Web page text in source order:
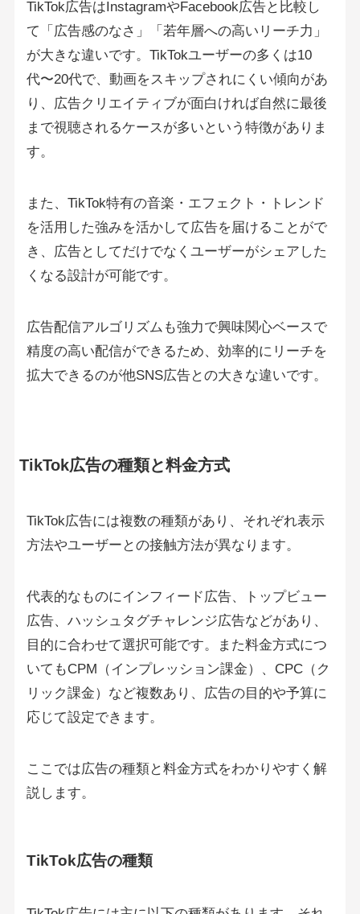
TikTok広告はInstagramやFacebook広告と比較し
て「広告感のなさ」「若年層への高いリーチ力」
が大きな違いです。TikTokユーザーの多くは10
代〜20代で、動画をスキップされにくい傾向があ
り、広告クリエイティブが面白ければ自然に最後
まで視聴されるケースが多いという特徴がありま
す。
また、TikTok特有の音楽・エフェクト・トレンド
を活用した強みを活かして広告を届けることがで
き、広告としてだけでなくユーザーがシェアした
くなる設計が可能です。
広告配信アルゴリズムも強力で興味関心ベースで
精度の高い配信ができるため、効率的にリーチを
拡大できるのが他SNS広告との大きな違いです。
TikTok広告の種類と料金方式
TikTok広告には複数の種類があり、それぞれ表示
方法やユーザーとの接触方法が異なります。
代表的なものにインフィード広告、トップビュー
広告、ハッシュタグチャレンジ広告などがあり、
目的に合わせて選択可能です。また料金方式につ
いてもCPM（インプレッション課金）、CPC（ク
リック課金）など複数あり、広告の目的や予算に
応じて設定できます。
ここでは広告の種類と料金方式をわかりやすく解
説します。
TikTok広告の種類